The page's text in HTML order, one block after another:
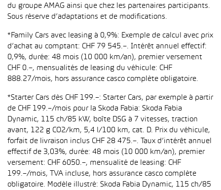
du groupe AMAG ainsi que chez les partenaires participants.
Sous réserve d’adaptations et de modifications.
*Family Cars avec leasing à 0,9%: Exemple de calcul avec prix
d’achat au comptant: CHF 79 545.–. Intérêt annuel effectif:
0,9%, durée: 48 mois (10 000 km/an), premier versement
CHF 0.–, mensualités de leasing du véhicule: CHF
888.27/mois, hors assurance casco complète obligatoire.
*Starter Cars dès CHF 199.–: Starter Cars, par exemple à partir
de CHF 199.–/mois pour la Skoda Fabia: Skoda Fabia
Dynamic, 115 ch/85 kW, boîte DSG à 7 vitesses, traction
avant, 122 g CO2/km, 5,4 l/100 km, cat. D. Prix du véhicule,
forfait de livraison inclus CHF 28 475.–. Taux d’intérêt annuel
effectif de 3,03%, durée: 48 mois (10 000 km/an), premier
versement: CHF 6050.–, mensualité de leasing: CHF
199.–/mois, TVA incluse, hors assurance casco complète
obligatoire. Modèle illustré: Skoda Fabia Dynamic, 115 ch/85